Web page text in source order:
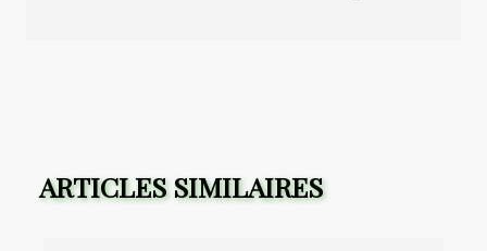
ARTICLES SIMILAIRES